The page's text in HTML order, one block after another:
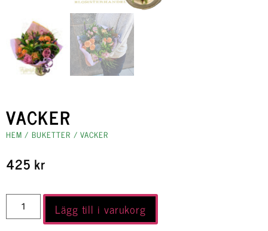
VACKER
HEM / BUKETTER / VACKER
425 kr
Lägg till i varukorg